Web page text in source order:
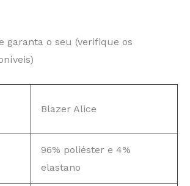
garanta o seu (verifique os
Blazer Alice
96% poliéster e 4%
elastano